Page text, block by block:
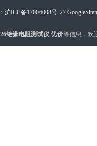
沪ICP备17006008号-27
绝缘电阻测试仪 优价等信息，欢